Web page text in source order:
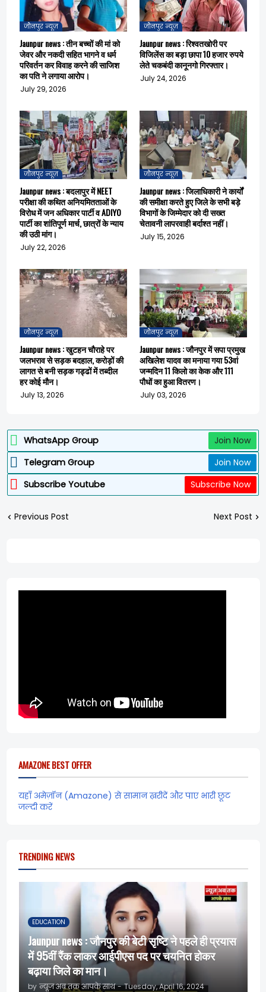
जौनपुर न्यूज़
Jaunpur news : तीन बच्चों की मां को
जेवर और नकदी सहित भागने व धर्म
परिवर्तन कर विवाह करने की साजिश
का पति ने लगाया आरोप।
July 29, 2026
जौनपुर न्यूज़
Jaunpur news : रिश्वतखोरी पर
विजिलेंस का बड़ा छापा 10 हजार रुपये
लेते चकबंदी कानूनगो गिरफ्तार।
July 24, 2026
जौनपुर न्यूज़
Jaunpur news : बदलापुर में NEET
परीक्षा की कथित अनियमितताओं के
विरोध में जन अधिकार पार्टी व ADIYO
पार्टी का शांतिपूर्ण मार्च, छात्रों के न्याय
की उठी मांग।
July 22, 2026
जौनपुर न्यूज़
Jaunpur news : जिलाधिकारी ने कार्यों
की समीक्षा करते हुए जिले के सभी बड़े
विभागों के जिम्मेदार को दी सख्त
चेतावनी लापरवाही बर्दाश्त नहीं।
July 15, 2026
जौनपुर न्यूज़
Jaunpur news : खुटहन चौराहे पर
जलभराव से सड़क बदहाल, करोड़ों की
लागत से बनी सड़क गड्ढों में तब्दील
हर कोई मौन।
July 13, 2026
जौनपुर न्यूज़
Jaunpur news : जौनपुर में सपा प्रमुख
अखिलेश यादव का मनाया गया 53वां
जन्मदिन 11 किलो का केक और 111
पौधों का हुआ वितरण।
July 03, 2026
WhatsApp Group
Join Now
Telegram Group
Join Now
Subscribe Youtube
Subscribe Now
Previous Post Next Post
AMAZONE BEST OFFER
यहाँ अमेज़ॉन (Amazone) से सामान ख़रीदें और पाए भारी छूट
जल्दी करें
TRENDING NEWS
EDUCATION
Jaunpur news : जौनपुर की बेटी सृष्टि ने पहले ही प्रयास
में 95वीं रैंक लाकर आईपीएस पद पर चयनित होकर
बढ़ाया जिले का मान।
by न्यूज़ अब तक आपके साथ - Tuesday, April 16, 2024